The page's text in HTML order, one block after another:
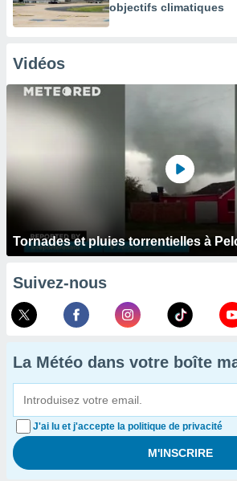
objectifs climatiques
Vidéos
Tornades et pluies torrentielles à
Suivez-nous
La Météo dans votre boîte
J'ai lu et j'accepte la politique de privacité